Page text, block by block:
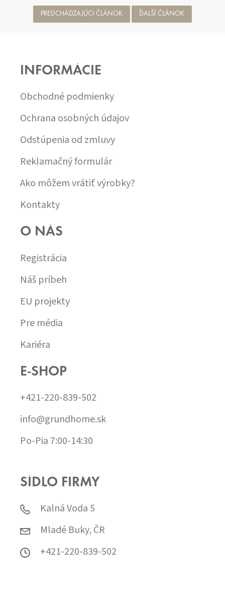
PREDCHÁDZAJÚCI ČLÁNOK ĎALŠÍ ČLÁNOK
INFORMÁCIE
Obchodné podmienky
Ochrana osobných údajov
Odstúpenia od zmluvy
Reklamačný formulár
Ako môžem vrátiť výrobky?
Kontakty
O NÁS
Registrácia
Náš príbeh
EU projekty
Pre média
Kariéra
E-SHOP
+421-220-839-502
info@grundhome.sk
Po-Pia 7:00-14:30
SÍDLO FIRMY
Kalná Voda 5
Mladé Buky, ČR
+421-220-839-502